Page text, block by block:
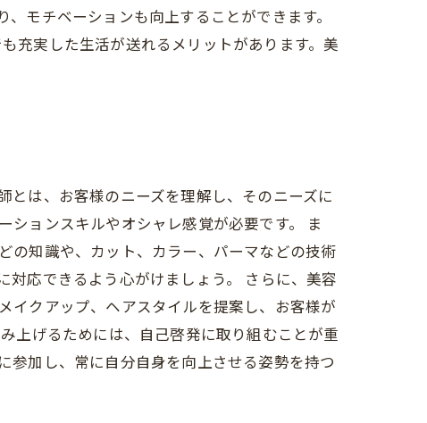
モチベーションも向上することができます。
充実した生活が送れるメリットがあります。美
は、お客様のニーズを理解し、そのニーズに
ョンスキルやオシャレ感覚が必要です。 ま
の知識や、カット、カラー、パーマなどの技術
応できるよう心がけましょう。 さらに、美容
イクアップ、ヘアスタイルを提案し、お客様が
上げるためには、自己啓発に取り組むことが重
参加し、常に自分自身を向上させる姿勢を持つ